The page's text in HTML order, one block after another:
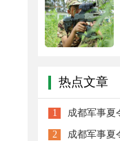
热点文章
1
2